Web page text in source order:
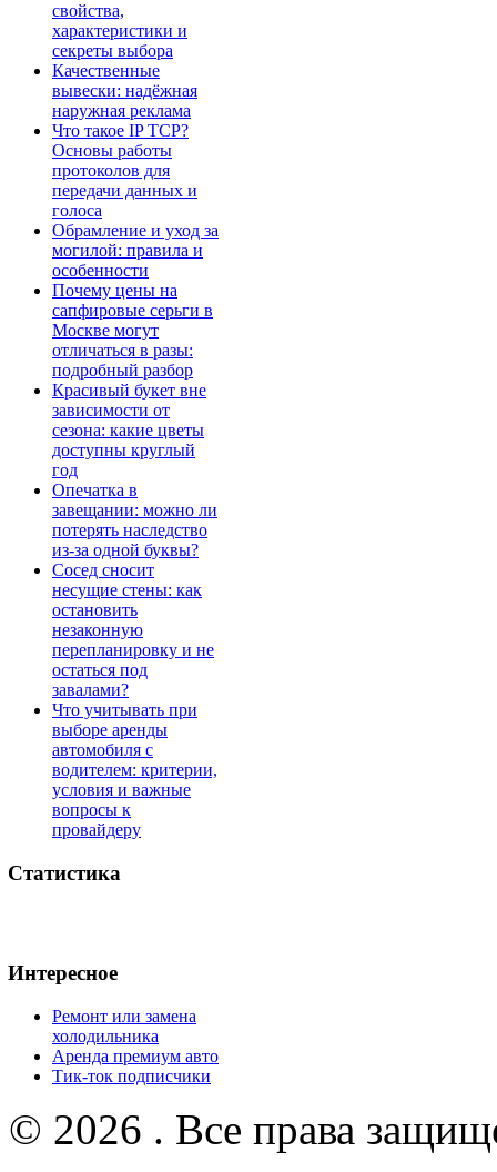
свойства,
характеристики и
секреты выбора
Качественные
вывески: надёжная
наружная реклама
Что такое IP TCP?
Основы работы
протоколов для
передачи данных и
голоса
Обрамление и уход за
могилой: правила и
особенности
Почему цены на
сапфировые серьги в
Москве могут
отличаться в разы:
подробный разбор
Красивый букет вне
зависимости от
сезона: какие цветы
доступны круглый
год
Опечатка в
завещании: можно ли
потерять наследство
из-за одной буквы?
Сосед сносит
несущие стены: как
остановить
незаконную
перепланировку и не
остаться под
завалами?
Что учитывать при
выборе аренды
автомобиля с
водителем: критерии,
условия и важные
вопросы к
провайдеру
Статистика
Интересное
Ремонт или замена
холодильника
Аренда премиум авто
Тик-ток подписчики
© 2026 . Все права